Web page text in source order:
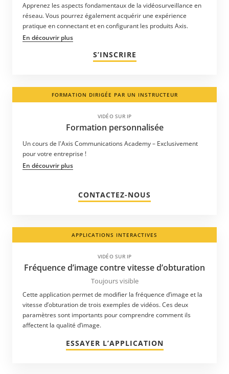
Apprenez les aspects fondamentaux de la vidéosurveillance en
réseau. Vous pourrez également acquérir une expérience
pratique en connectant et en configurant les produits Axis.
En découvrir plus
S’INSCRIRE
FORMATION DIRIGÉE PAR UN INSTRUCTEUR
VIDÉO SUR IP
Formation personnalisée
Un cours de l'Axis Communications Academy – Exclusivement
pour votre entreprise !
En découvrir plus
CONTACTEZ-NOUS
APPLICATIONS INTERACTIVES
VIDÉO SUR IP
Fréquence d’image contre vitesse d’obturation
Toujours visible
Cette application permet de modifier la fréquence d’image et la
vitesse d’obturation de trois exemples de vidéos. Ces deux
paramètres sont importants pour comprendre comment ils
affectent la qualité d’image.
ESSAYER L’APPLICATION